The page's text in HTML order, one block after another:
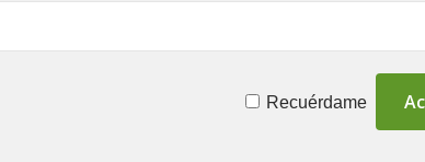
Recuérdame